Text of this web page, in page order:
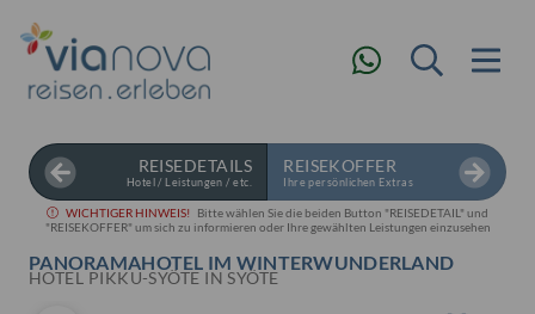
REISEDETAILS
Hotel / Leistungen / etc.
REISEKOFFER
Ihre persönlichen Extras
WICHTIGER HINWEIS!
Bitte wählen Sie die beiden Button "REISEDETAIL" und
"REISEKOFFER" um sich zu informieren oder Ihre gewählten Leistungen einzusehen
PANORAMAHOTEL IM WINTERWUNDERLAND
HOTEL PIKKU-SYÖTE IN SYÖTE